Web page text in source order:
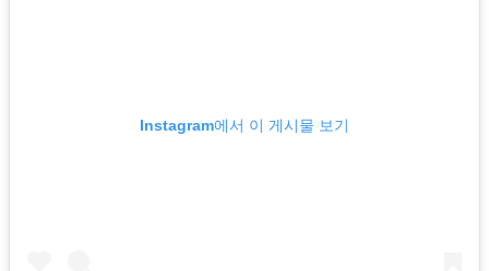
Instagram에서 이 게시물 보기